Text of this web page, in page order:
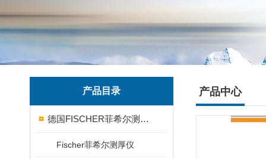
产品目录
德国FISCHER菲希尔测厚仪
Fischer菲希尔测厚仪
产品中心